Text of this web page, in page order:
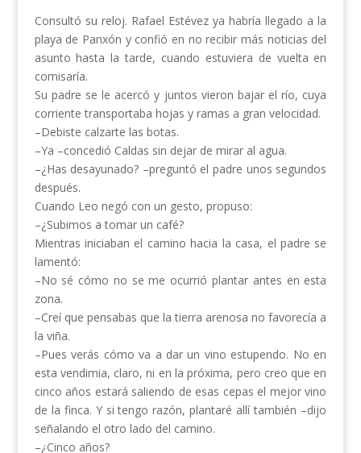
Consultó su reloj. Rafael Estévez ya habría llegado a la
playa de Panxón y confió en no recibir más noticias del
asunto hasta la tarde, cuando estuviera de vuelta en
comisaría.
Su padre se le acercó y juntos vieron bajar el río, cuya
corriente transportaba hojas y ramas a gran velocidad.
–Debiste calzarte las botas.
–Ya –concedió Caldas sin dejar de mirar al agua.
–¿Has desayunado? –preguntó el padre unos segundos
después.
Cuando Leo negó con un gesto, propuso:
–¿Subimos a tomar un café?
Mientras iniciaban el camino hacia la casa, el padre se
lamentó:
–No sé cómo no se me ocurrió plantar antes en esta
zona.
–Creí que pensabas que la tierra arenosa no favorecía a
la viña.
–Pues verás cómo va a dar un vino estupendo. No en
esta vendimia, claro, ni en la próxima, pero creo que en
cinco años estará saliendo de esas cepas el mejor vino
de la finca. Y si tengo razón, plantaré allí también –dijo
señalando el otro lado del camino.
–¿Cinco años?